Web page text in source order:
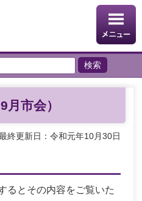
市会）
終更新日：令和元年10月30日
るとその内容をご覧いた